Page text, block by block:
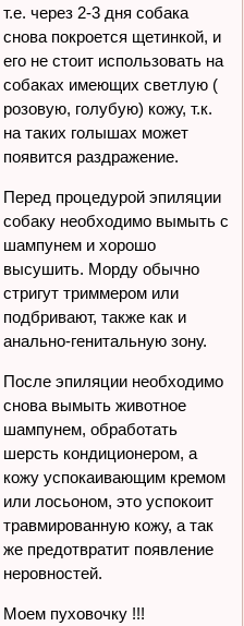
т.е. через 2-3 дня собака
снова покроется щетинкой, и
его не стоит использовать на
собаках имеющих светлую (
розовую, голубую) кожу, т.к.
на таких голышах может
появится раздражение.
Перед процедурой эпиляции
собаку необходимо вымыть с
шампунем и хорошо
высушить. Морду обычно
стригут триммером или
подбривают, также как и
анально-генитальную зону.
После эпиляции необходимо
снова вымыть животное
шампунем, обработать
шерсть кондиционером, а
кожу успокаивающим кремом
или лосьоном, это успокоит
травмированную кожу, а так
же предотвратит появление
неровностей.
Моем пуховочку !!!